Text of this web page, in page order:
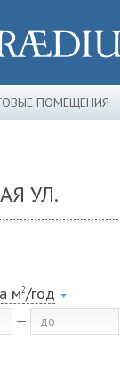
ПОМЕЩЕНИЯ
УЛ.
м2/год